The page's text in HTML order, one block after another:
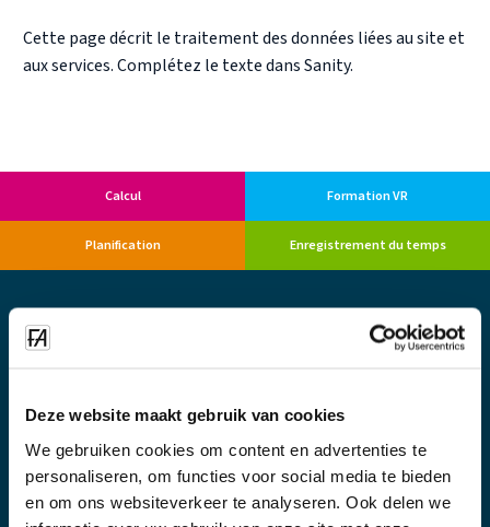
Deze website maakt gebruik van cookies
We gebruiken cookies om content en advertenties te
personaliseren, om functies voor social media te bieden
en om ons websiteverkeer te analyseren. Ook delen we
Cette page décrit le traitement des données liées au site et
aux services. Complétez le texte dans Sanity.
Calcul Formation VR
Planification Enregistrement du temps
Cleaning Workx, filiale de FacilityApps BV, propose une formation et
certification VR immersives pour les agents de nettoyage via la
plateforme SOFIA — intégration plus rapide, meilleure qualité et
certification RAS multilingue en environ six heures.